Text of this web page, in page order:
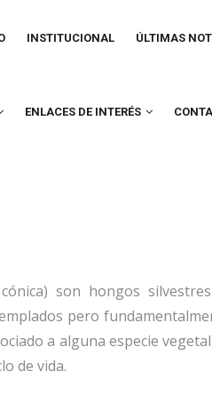
INSTITUCIONAL ÚLTIMAS
ENLACES DE INTERÉS
son hongos
pero
a alguna especie
de vida.